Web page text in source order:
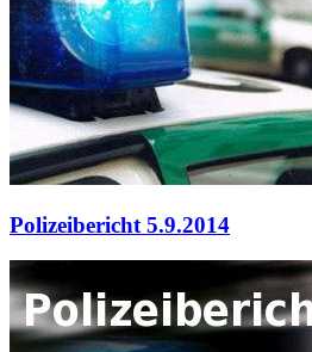
Polizeibericht 5.9.2014